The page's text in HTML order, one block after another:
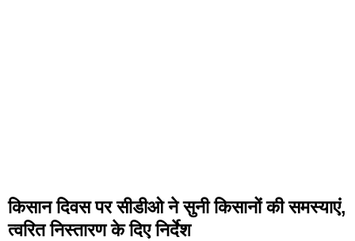
किसान दिवस पर सीडीओ ने सुनी किसानों की समस्याएं,
त्वरित निस्तारण के दिए निर्देश